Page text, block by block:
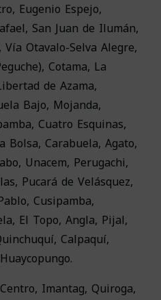
Eugenio Espejo,
San Juan de Ilumán,
Vía Otavalo-Selva Alegre,
Cotama, La
de Azama,
Bajo, Mojanda,
Cuatro Esquinas,
Bolsa, Carabuela, Agato,
Unacem, Perugachi,
Pucará de Velásquez,
Cusipamba,
El Topo, Angla, Pijal,
Calpaquí,
Imantag, Quiroga,